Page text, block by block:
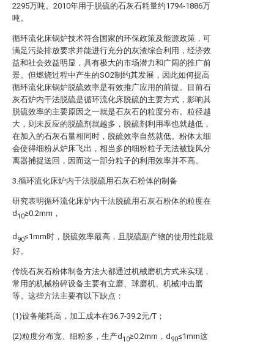
2295万吨。2010年用于脱硫的石灰石耗量约1794-1886万
吨。
循环流化床锅炉技术符合国家的环保政策及能源政策，可
满足污染排放要求并能进行充分的灰渣综合利用，经济效
益和社会效益明显，具有极大的市场潜力和广阔的推广前
景。但燃烧过程中产生的SO2制约其发展，因此如何提高
循环流化床锅炉脱硫效率是有效推广应用的前提。目前石
灰石炉内干法脱硫是循环流化床脱硫的主要方式，影响其
脱硫效率的主要原因之一就是石灰石的粒度分布。粒径越
大，则未反应的脱硫剂就越多，脱硫剂利用率也就越低，
在加入的石灰石量相同时，脱硫效率自然就低。粉体太细
会使得细粉从炉床飞出，相当多的细粉粒子无法被旋风分
离器捕捉送回，因而这一部分粒子的利用效率并不高。
3.循环流化床炉内干法脱硫用石灰石粉体的制备
研究表明循环流化床炉内干法脱硫用石灰石粉体的粒度在
d 10≥0.2mm，
d90≤1mm时，脱硫效率最高，且脱硫副产物的使用性能最
好。
传统石灰石粉体制备方法大都通过机械磨机方式来实现，
常用的机械粉碎设备主要有立磨、球磨机、机械冲击磨
等。这些方法主要有以下缺点：
(1)设备能耗高，加工成本在36.7-39.2元/T；
(2)粒度分布宽、细粉多，生产d 10≥0.2mm，d 90≤1mm这